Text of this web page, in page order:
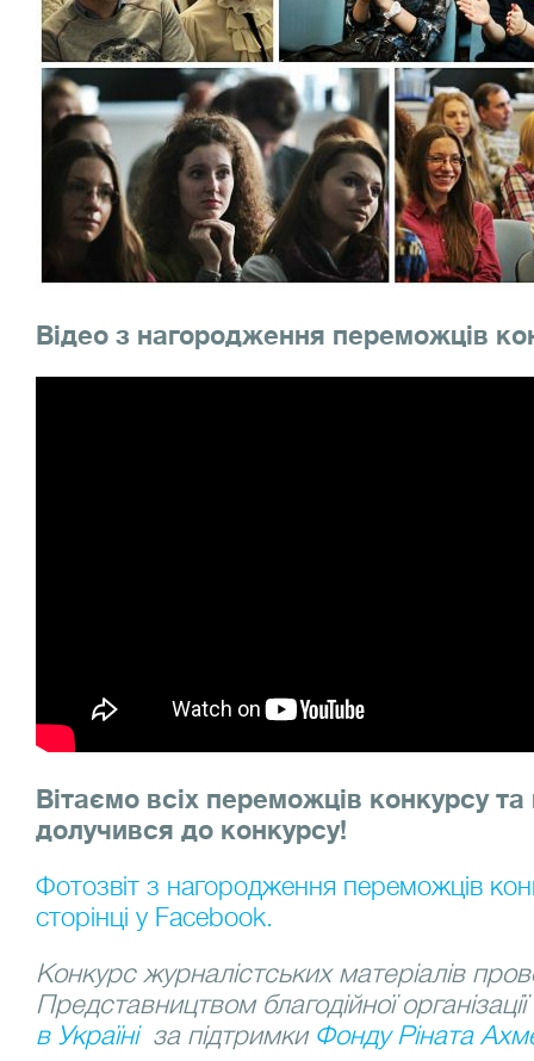
Відео з нагородження переможців
Вітаємо всіх переможців конкурсу
долучився до конкурсу!
Фотозвіт з нагородження переможців
сторінці у Facebook.
Конкурс журналістських матеріалів
Представництвом благодійної організації
в Україні за підтримки Фонду Ріната